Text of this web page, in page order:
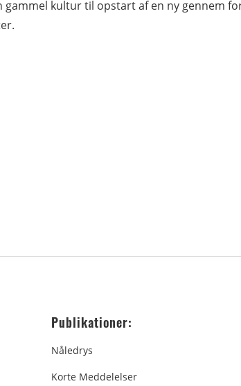
gammel kultur til opstart af en ny gennem
Publikationer:
Nåledrys
Korte Meddelelser